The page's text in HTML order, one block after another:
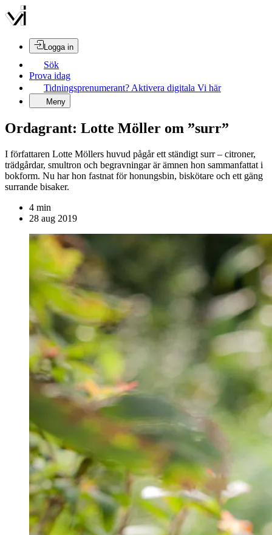
Logga in
Sök
Prova idag
Tidningsprenumerant? Aktivera digitala Vi här
Meny
Ordagrant: Lotte Möller om ”surr”
I författaren Lotte Möllers huvud pågår ett ständigt surr – citroner,
trädgårdar, smultron och begravningar är ämnen hon sammanfattat i
bokform. Nu har hon fastnat för honungsbin, biskötare och ett gäng
surrande bisaker.
4 min
28 aug 2019